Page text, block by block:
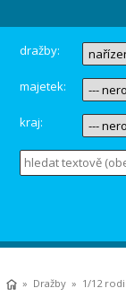
dražby:
majetek:
kraj:
» Dražby » 1/12